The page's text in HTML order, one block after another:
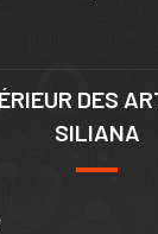
DES
SILIANA